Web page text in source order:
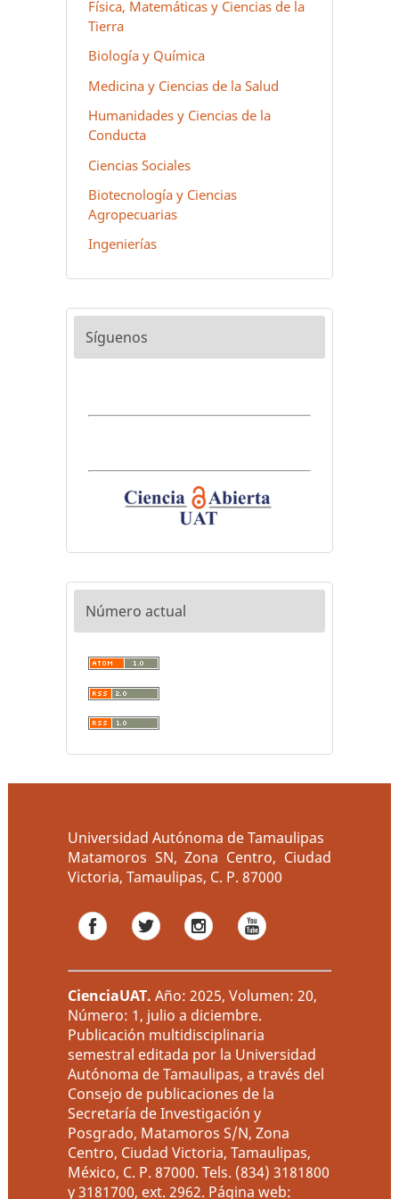
Física, Matemáticas y Ciencias de la
Tierra
Biología y Química
Medicina y Ciencias de la Salud
Humanidades y Ciencias de la
Conducta
Ciencias Sociales
Biotecnología y Ciencias
Agropecuarias
Ingenierías
Síguenos
Número actual
Universidad Autónoma de Tamaulipas
Matamoros SN, Zona Centro, Ciudad
Victoria, Tamaulipas, C. P. 87000
CienciaUAT. Año: 2025, Volumen: 20,
Número: 1, julio a diciembre.
Publicación multidisciplinaria
semestral editada por la Universidad
Autónoma de Tamaulipas, a través del
Consejo de publicaciones de la
Secretaría de Investigación y
Posgrado, Matamoros S/N, Zona
Centro, Ciudad Victoria, Tamaulipas,
México, C. P. 87000. Tels. (834) 3181800
y 3181700, ext. 2962. Página web: